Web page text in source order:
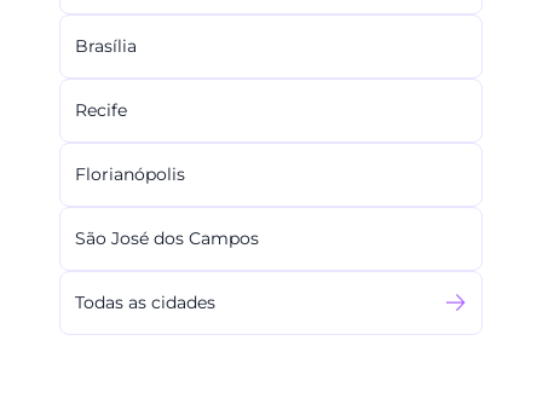
Brasília
Recife
Florianópolis
São José dos Campos
Todas as cidades